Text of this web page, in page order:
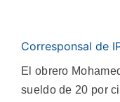
Corresponsal de
El obrero
sueldo de 20 por